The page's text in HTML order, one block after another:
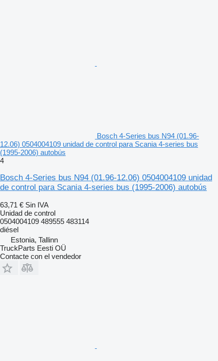
Bosch 4-Series bus N94 (01.96-
12.06) 0504004109 unidad de control para Scania 4-series bus
(1995-2006) autobús
4
Bosch 4-Series bus N94 (01.96-12.06) 0504004109 unidad
de control para Scania 4-series bus (1995-2006) autobús
63,71 € Sin IVA
Unidad de control
0504004109 489555 483114
diésel
Estonia, Tallinn
TruckParts Eesti OÜ
Contacte con el vendedor